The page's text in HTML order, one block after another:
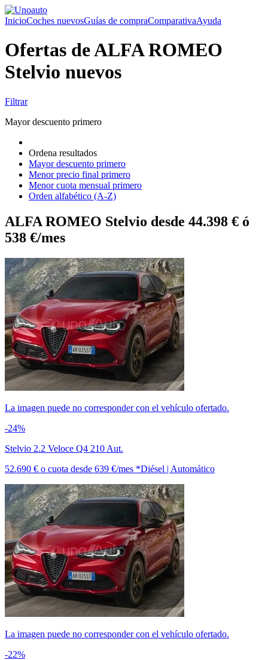
InicioCoches nuevosGuías de compraComparativaAyuda
Ofertas de ALFA ROMEO
Stelvio nuevos
Filtrar
Mayor descuento primero
Ordena resultados
Mayor descuento primero
Menor precio final primero
Menor cuota mensual primero
Orden alfabético (A-Z)
ALFA ROMEO Stelvio desde 44.398 € ó
538 €/mes
La imagen puede no corresponder con el vehículo ofertado.
-24%
Stelvio 2.2 Veloce Q4 210 Aut.
52.690 € o cuota desde 639 €/mes *Diésel | Automático
La imagen puede no corresponder con el vehículo ofertado.
-22%